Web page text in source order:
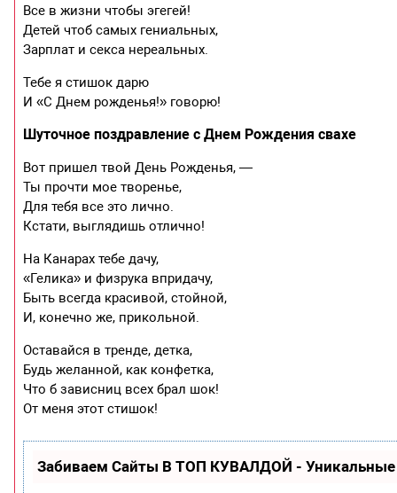
Все в жизни чтобы эгегей!
Детей чтоб самых гениальных,
Зарплат и секса нереальных.
Тебе я стишок дарю
И «С Днем рожденья!» говорю!
Шуточное поздравление с Днем Рождения свахе
Вот пришел твой День Рожденья, —
Ты прочти мое творенье,
Для тебя все это лично.
Кстати, выглядишь отлично!
На Канарах тебе дачу,
«Гелика» и физрука впридачу,
Быть всегда красивой, стойной,
И, конечно же, прикольной.
Оставайся в тренде, детка,
Будь желанной, как конфетка,
Что б зависниц всех брал шок!
От меня этот стишок!
Забиваем Сайты В ТОП КУВАЛДОЙ - Уникальные